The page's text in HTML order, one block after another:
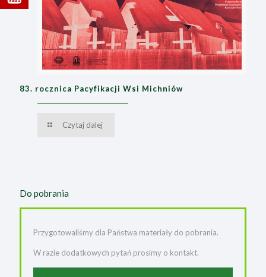
83. rocznica Pacyfikacji Wsi Michniów
Czytaj dalej
Do pobrania
Przygotowaliśmy dla Państwa materiały do pobrania.
W razie dodatkowych pytań prosimy o kontakt.